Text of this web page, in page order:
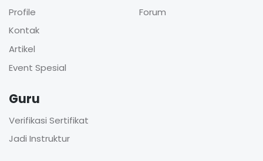
Profile
Kontak
Artikel
Event Spesial
Forum
Guru
Verifikasi Sertifikat
Jadi Instruktur